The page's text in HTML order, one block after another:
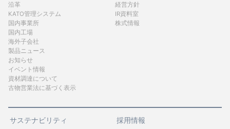
沿革
KATO管理システム
国内事業所
国内工場
海外子会社
製品ニュース
お知らせ
イベント情報
資材調達について
古物営業法に基づく表示
経営方針
IR資料室
株式情報
サステナビリティ 採用情報